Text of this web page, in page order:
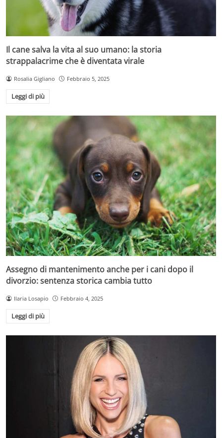
Il cane salva la vita al suo umano: la storia
strappalacrime che è diventata virale
Rosalia Gigliano Febbraio 5, 2025
Leggi di più
Assegno di mantenimento anche per i cani dopo il
divorzio: sentenza storica cambia tutto
Ilaria Losapio Febbraio 4, 2025
Leggi di più